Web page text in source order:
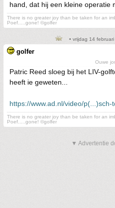
hand, dat hij een kleine operatie
There is no greater joy than be taken for an
Poef.....gone! ©golfer
• vrijdag 14
golfer
Ouwe
Patric Reed sloeg bij het LIV-
heeft ie geweten...
https://www.ad.nl/video/p(...)sch-
There is no greater joy than be taken for an
Poef.....gone! ©golfer
▼ Advertentie